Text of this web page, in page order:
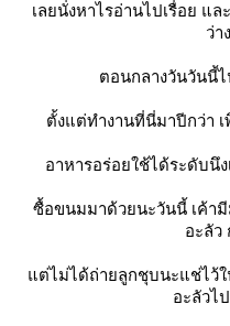
เลยนั่งหาไรอ่านไปเรื่อย แ
ว่า
ตอนกลางวันวันนี้
ตั้งแต่ทำงานที่นี่มาปีกว่า เ
อาหารอร่อยใช้ได้ระดับนึ
ซื้อขนมมาด้วยนะวันนี้ เค้า
อะลัว
แต่ไม่ได้ถ่ายลูกชุบนะแช่ไว้
อะลัวไ